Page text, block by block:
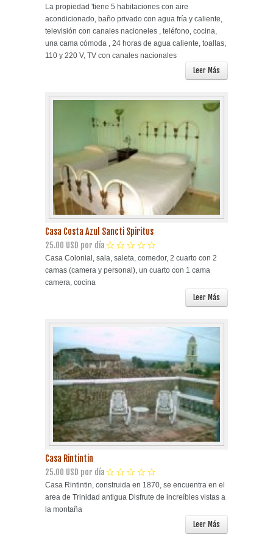
La propiedad 'tiene 5 habitaciones con aire
acondicionado, baño privado con agua fría y caliente,
televisión con canales nacioneles , teléfono, cocina,
una cama cómoda , 24 horas de agua caliente, toallas,
110 y 220 V, TV con canales nacionales
Leer Más
Casa Costa Azul Sancti Spiritus
25.00 USD por día
Casa Colonial, sala, saleta, comedor, 2 cuarto con 2
camas (camera y personal), un cuarto con 1 cama
camera, cocina
Leer Más
Casa Rintintin
25.00 USD por día
Casa Rintintin, construida en 1870, se encuentra en el
area de Trinidad antigua Disfrute de increíbles vistas a
la montaña
Leer Más